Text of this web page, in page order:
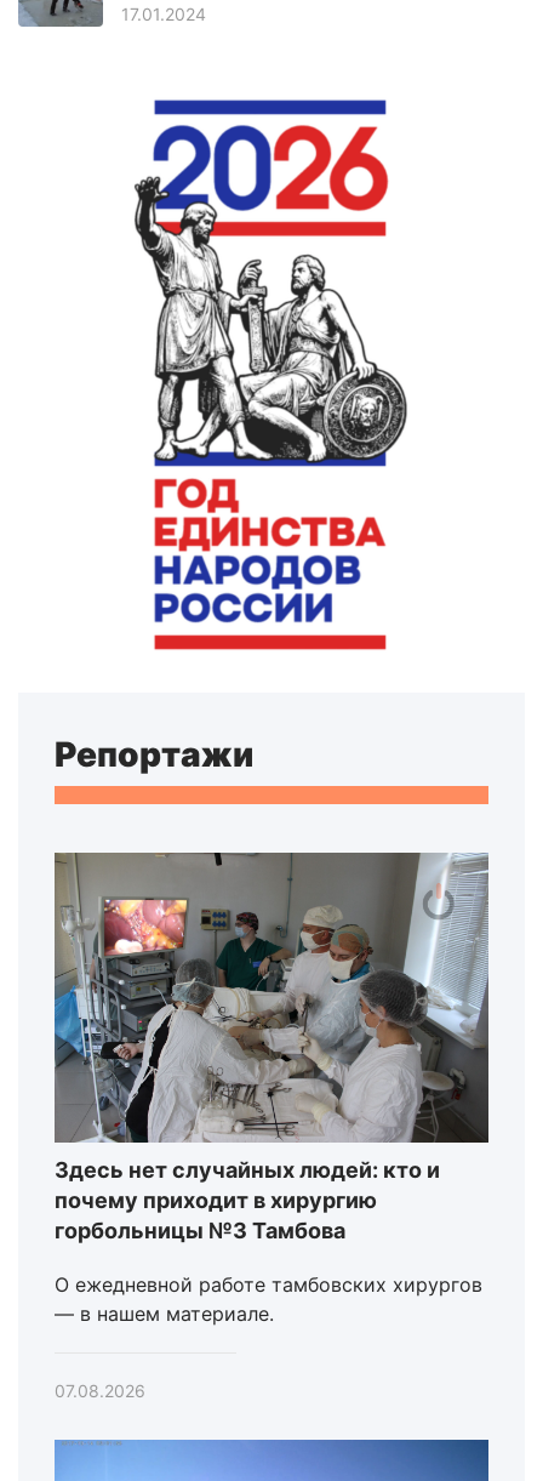
17.01.2024
Репортажи
Здесь нет случайных людей: кто и
почему приходит в хирургию
горбольницы №3 Тамбова
О ежедневной работе тамбовских хирургов
— в нашем материале.
07.08.2026